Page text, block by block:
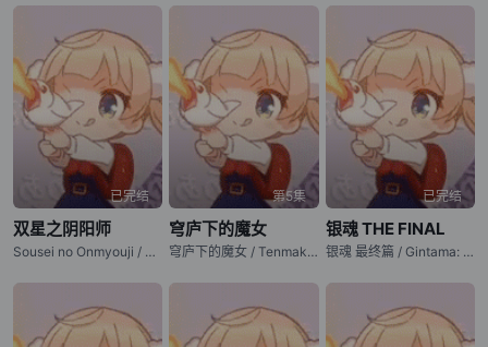
已完结
双星之阴阳师
Sousei no Onmyouji / Twin Star Exorcists
第5集
穹庐下的魔女
穹庐下的魔女 / Tenmaku no Jaadugar / Jaadugar: A Witch in Mongolia
已完结
银魂 THE FINAL
银魂 最终篇 / Gintama: THE FINAL / Gintama: THE VERY FINAL